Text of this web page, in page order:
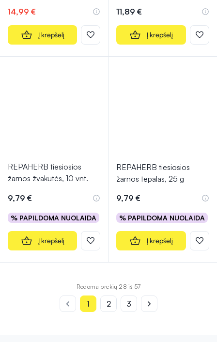
14,99 €
Į krepšelį
11,89 €
Į krepšelį
REPAHERB tiesiosios
žarnos žvakutės, 10 vnt.
9,79 €
% PAPILDOMA NUOLAIDA
Į krepšelį
REPAHERB tiesiosios
žarnos tepalas, 25 g
9,79 €
% PAPILDOMA NUOLAIDA
Į krepšelį
Rodoma prekių 28 iš 57
1 2 3